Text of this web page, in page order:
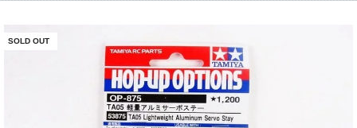
SOLD OUT